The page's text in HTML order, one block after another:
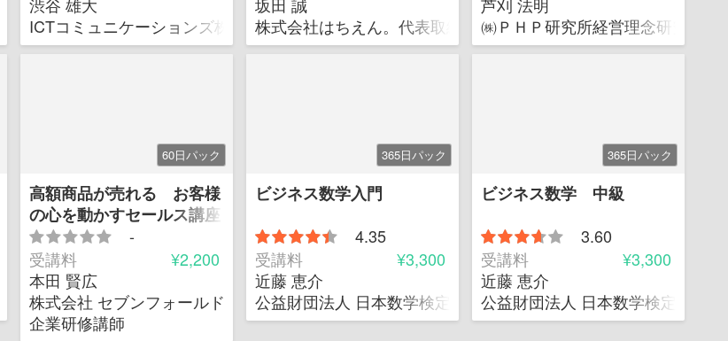
ICTコミュニケーションズ株式会社株式会社はちえん。代表取締役 動画戦略コンサルタント
㈱ＰＨＰ研究所経営理念研究本
60日パック
高額商品が売れる お客様
の心を動かすセールス講座
-
受講料
¥2,200
本田 賢広
株式会社 セブンフォールド・ブリス 代表取締役
企業研修講師
365日パック
ビジネス数学入門
4.35
受講料
¥3,300
近藤 恵介
公益財団法人 日本数学検定協会 企画開発部チーフ
365日パック
ビジネス数学 中級
3.60
受講料
¥3,300
近藤 恵介
公益財団法人 日本数学検定協会